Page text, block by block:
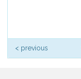
< previous